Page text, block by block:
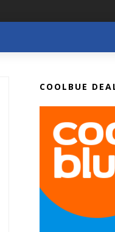
COOLBUE